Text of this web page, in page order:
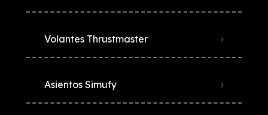
Volantes Thrustmaster
Asientos Simufy